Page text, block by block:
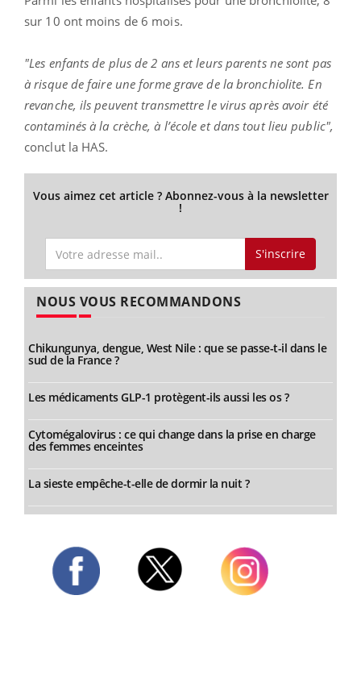
sur 10 ont moins de 6 mois.
"Les enfants de plus de 2 ans et leurs parents ne sont pas
à risque de faire une forme grave de la bronchiolite. En
revanche, ils peuvent transmettre le virus après avoir été
contaminés à la crèche, à l’école et dans tout lieu public",
conclut la HAS.
Vous aimez cet article ? Abonnez-vous à la newsletter
!
S'inscrire
NOUS VOUS RECOMMANDONS
Chikungunya, dengue, West Nile : que se passe-t-il dans le
sud de la France ?
Les médicaments GLP-1 protègent-ils aussi les os ?
Cytomégalovirus : ce qui change dans la prise en charge
des femmes enceintes
La sieste empêche-t-elle de dormir la nuit ?